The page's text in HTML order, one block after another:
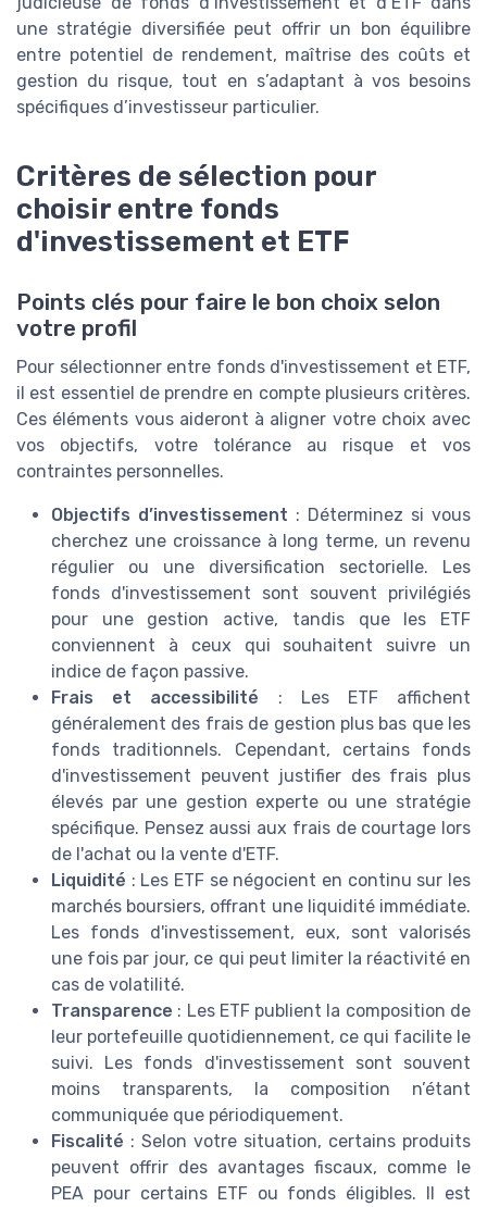
une stratégie diversifiée peut offrir un bon équilibre
entre potentiel de rendement, maîtrise des coûts et
gestion du risque, tout en s’adaptant à vos besoins
spécifiques d’investisseur particulier.
Critères de sélection pour
choisir entre fonds
d'investissement et ETF
Points clés pour faire le bon choix selon
votre profil
Pour sélectionner entre fonds d'investissement et ETF,
il est essentiel de prendre en compte plusieurs critères.
Ces éléments vous aideront à aligner votre choix avec
vos objectifs, votre tolérance au risque et vos
contraintes personnelles.
Objectifs d’investissement : Déterminez si vous
cherchez une croissance à long terme, un revenu
régulier ou une diversification sectorielle. Les
fonds d'investissement sont souvent privilégiés
pour une gestion active, tandis que les ETF
conviennent à ceux qui souhaitent suivre un
indice de façon passive.
Frais et accessibilité : Les ETF affichent
généralement des frais de gestion plus bas que les
fonds traditionnels. Cependant, certains fonds
d'investissement peuvent justifier des frais plus
élevés par une gestion experte ou une stratégie
spécifique. Pensez aussi aux frais de courtage lors
de l'achat ou la vente d'ETF.
Liquidité : Les ETF se négocient en continu sur les
marchés boursiers, offrant une liquidité immédiate.
Les fonds d'investissement, eux, sont valorisés
une fois par jour, ce qui peut limiter la réactivité en
cas de volatilité.
Transparence : Les ETF publient la composition de
leur portefeuille quotidiennement, ce qui facilite le
suivi. Les fonds d'investissement sont souvent
moins transparents, la composition n’étant
communiquée que périodiquement.
Fiscalité : Selon votre situation, certains produits
peuvent offrir des avantages fiscaux, comme le
PEA pour certains ETF ou fonds éligibles. Il est